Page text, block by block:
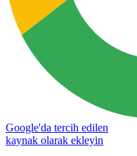
Google'da tercih edilen
kaynak olarak ekleyin